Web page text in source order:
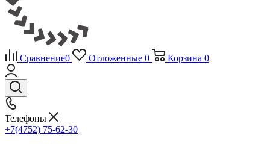
Сравнение0 Отложенные 0 Корзина 0
Телефоны
+7(4752) 75-62-30